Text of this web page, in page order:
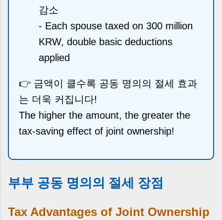
감소
- Each spouse taxed on 300 million
KRW, double basic deductions
applied
👉 금액이 클수록 공동 명의의 절세 효과
는 더욱 커집니다!
The higher the amount, the greater the
tax-saving effect of joint ownership!
부부 공동 명의의 절세 장점
Tax Advantages of Joint Ownership